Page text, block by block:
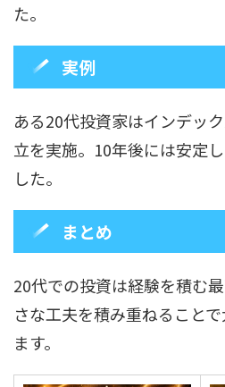
た。
実例
ある20代投資家はインデッ
立を実施。10年後には安定
した。
まとめ
20代での投資は経験を積む
さな工夫を積み重ねること
ます。